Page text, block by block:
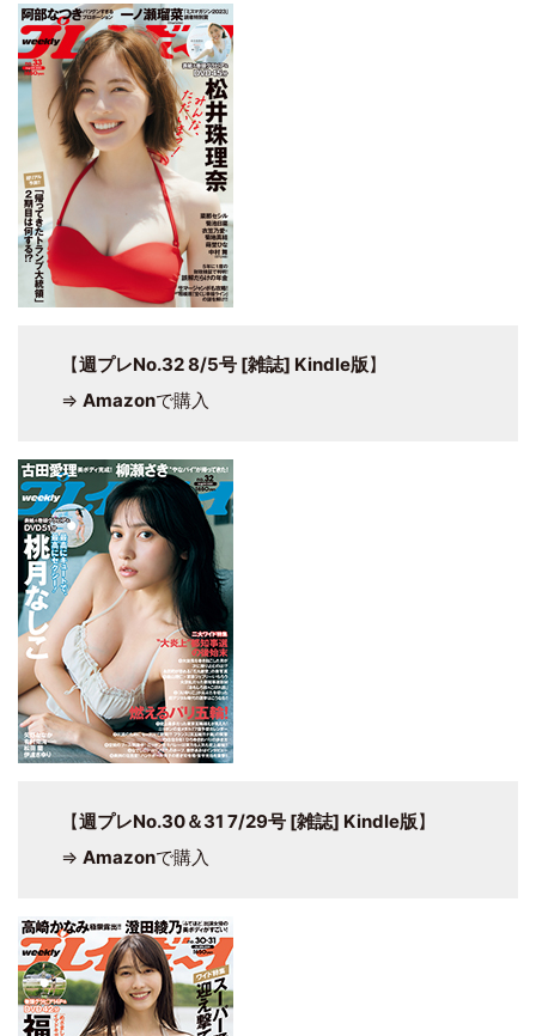
【週プレNo.32 8/5号 [雑誌] Kindle版】
⇒ Amazonで購入
【週プレNo.30＆31 7/29号 [雑誌] Kindle版】
⇒ Amazonで購入